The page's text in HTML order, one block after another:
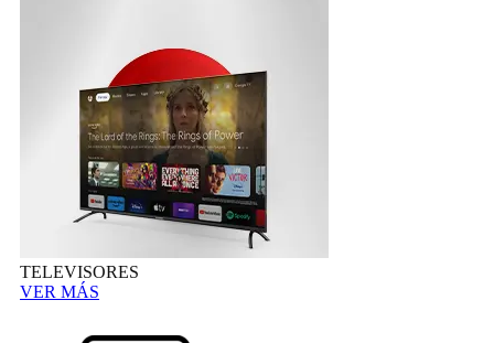
TELEVISORES
VER MÁS